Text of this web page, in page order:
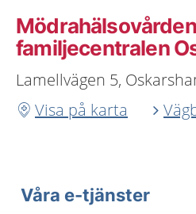
Mödrahälsovården
familjecentralen
Lamellvägen 5,
Visa på karta
Våra e-tjänster